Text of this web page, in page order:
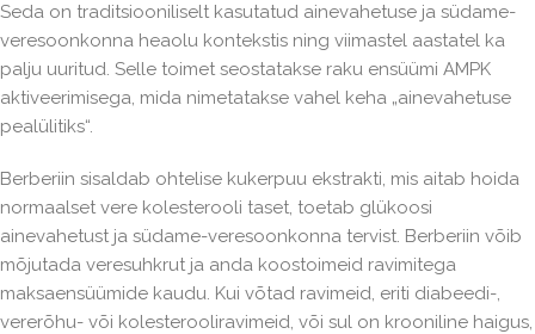
Seda on traditsiooniliselt kasutatud ainevahetuse ja südame-
veresoonkonna heaolu kontekstis ning viimastel aastatel ka
palju uuritud. Selle toimet seostatakse raku ensüümi AMPK
aktiveerimisega, mida nimetatakse vahel keha „ainevahetuse
pealülitiks“.
Berberiin sisaldab ohtelise kukerpuu ekstrakti, mis aitab hoida
normaalset vere kolesterooli taset, toetab glükoosi
ainevahetust ja südame-veresoonkonna tervist. Berberiin võib
mõjutada veresuhkrut ja anda koostoimeid ravimitega
maksaensüümide kaudu. Kui võtad ravimeid, eriti diabeedi-,
vererõhu- või kolesterooliravimeid, või sul on krooniline haigus,